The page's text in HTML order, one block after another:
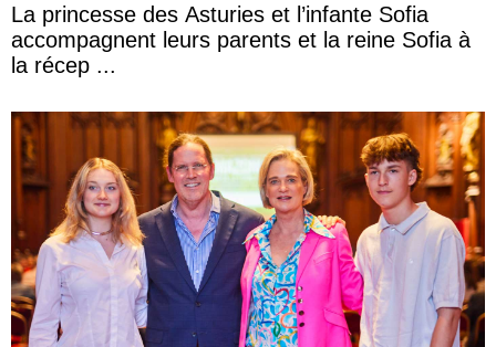
La princesse des Asturies et l’infante Sofia
accompagnent leurs parents et la reine Sofia à
la récep ...